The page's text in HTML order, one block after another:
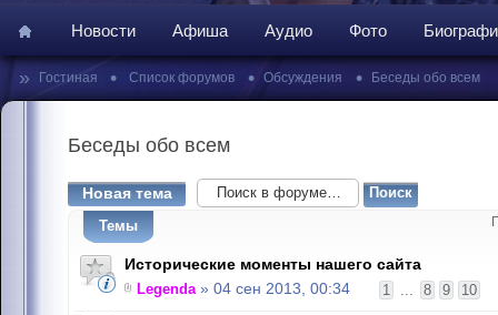
Новости Афиша Аудио Фото
» Гостиная • Список форумов • Обсуждения • Беседы обо всем
Беседы обо всем
Новая тема
Темы
Исторические моменты нашего сайта
1 ... 8 9 10
Legenda» 04 сен 2013, 00:34